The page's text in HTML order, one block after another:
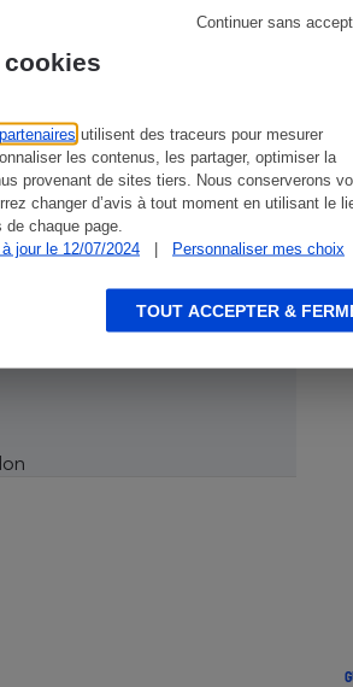
cookies
utilisent des traceurs pour mesurer
les contenus, les partager, optimiser la
provenant de sites tiers. Nous conserverons
changer d’avis à tout moment en utilisant le
chaque page.
jour le 12/07/2024
| Personnaliser mes choix
Continuer sans
TOUT ACCEPTER &